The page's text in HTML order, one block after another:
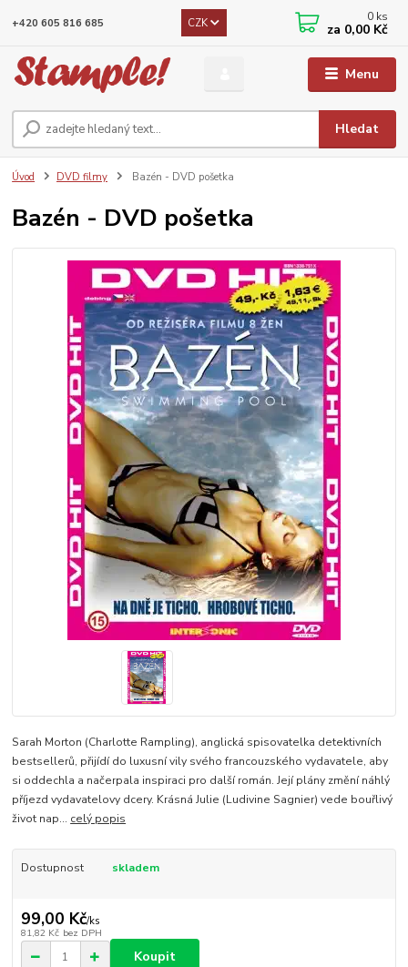
Menu
CZK
Hledat
+420 605 816 685 0 ks
za 0,00 Kč
Úvod DVD filmy Bazén - DVD pošetka
Bazén - DVD pošetka
Sarah Morton (Charlotte Rampling), anglická spisovatelka detektivních
bestsellerů, přijídí do luxusní vily svého francouzského vydavatele, aby
si oddechla a načerpala inspiraci pro další román. Její plány změní náhlý
příjezd vydavatelovy dcery. Krásná Julie (Ludivine Sagnier) vede bouřlivý
život nap... celý popis
Dostupnost skladem
99,00 Kč/ks
81,82 Kč bez DPH
Koupit